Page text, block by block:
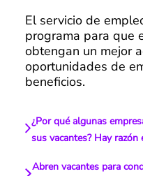
El servicio de
programa para que
obtengan un mejor
oportunidades de
beneficios.
¿Por qué algunas
sus vacantes? Hay razón
Abren vacantes para